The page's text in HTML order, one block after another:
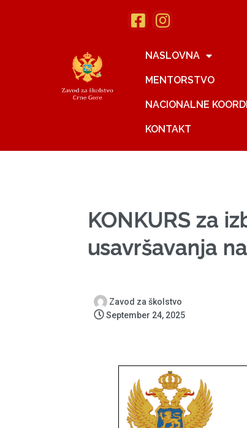
NASLOVNA
MENTORSTVO
NACIONALNE
KONTAKT
KONKURS za
usavršavanja
Zavod za školstvo
September 24, 2025